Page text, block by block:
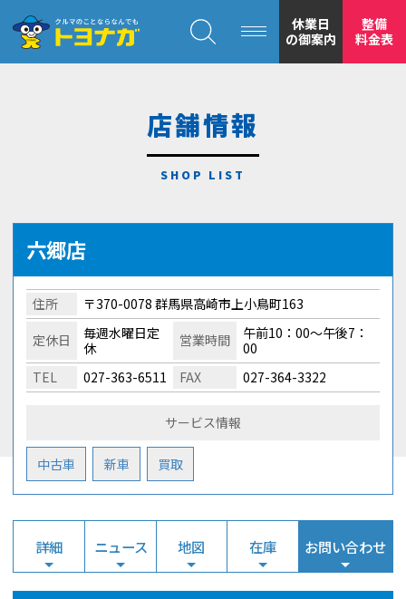
安心の
もトヨナガ
休業日
の御案内
整備
料金表
店舗情報
六郷店
住所
〒370-0078 群馬県高崎市上小鳥町163
定休日
毎週水曜日定
休
営業時間
午前10：00～午後7：
00
TEL
027-363-6511 FAX 027-364-3322
サービス情報
中古車 新車 買取
詳細 ニュース 地図 在庫 お問い合わせ